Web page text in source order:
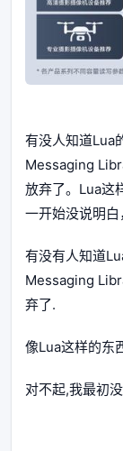
有没人知道Lua
Messaging
放弃了。Lua这
一开始没说明白
有没有人知道
Messaging
弃了.
像Lua这样的东
对不起,我最初